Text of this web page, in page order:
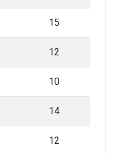
15
12
10
14
12